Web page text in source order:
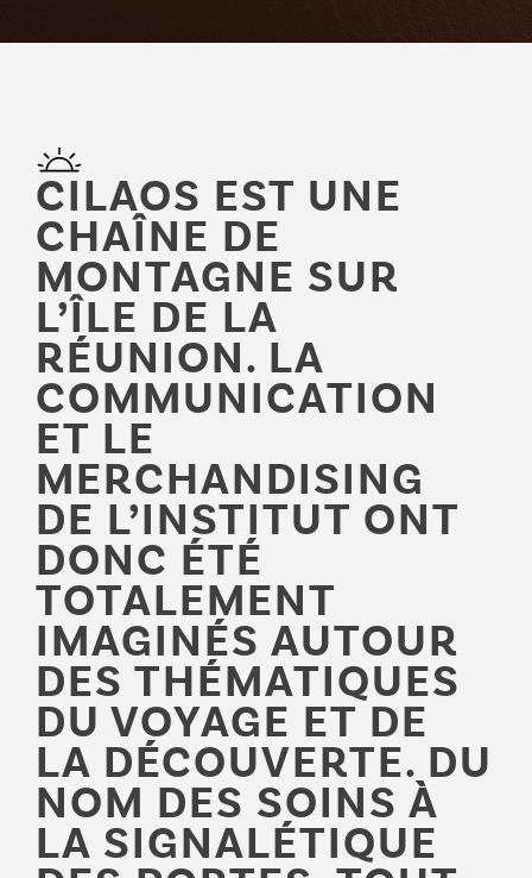
CILAOS EST UNE
CHAÎNE DE
MONTAGNE SUR
L’ÎLE DE LA
RÉUNION. LA
COMMUNICATION
ET LE
MERCHANDISING
DE L’INSTITUT ONT
DONC ÉTÉ
TOTALEMENT
IMAGINÉS AUTOUR
DES THÉMATIQUES
DU VOYAGE ET DE
LA DÉCOUVERTE. DU
NOM DES SOINS À
LA SIGNALÉTIQUE